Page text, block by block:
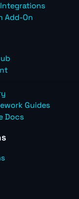
Add-On
Guides
Docs